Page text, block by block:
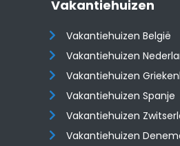
Vakantiehuizen
Vakantiehuizen België
Vakantiehuizen
Vakantiehuizen
Vakantiehuizen Spanje
​​​​​​​Vakantiehuizen
Vakantiehuizen